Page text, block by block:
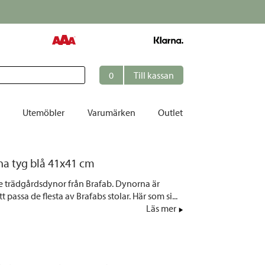
0 Till kassan
Utemöbler Varumärken Outlet
tyg blå 41x41 cm
trädgårdsdynor från Brafab. Dynorna är
passa de flesta av Brafabs stolar. Här som si...
Läs mer